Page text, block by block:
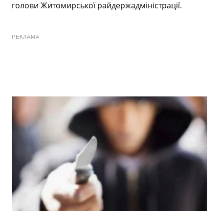
голови Житомирської райдержадміністрації.
РЕКЛАМА